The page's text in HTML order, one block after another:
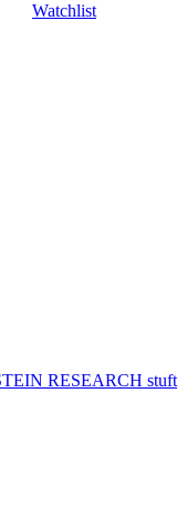
Watchlist
RESEARCH stuft